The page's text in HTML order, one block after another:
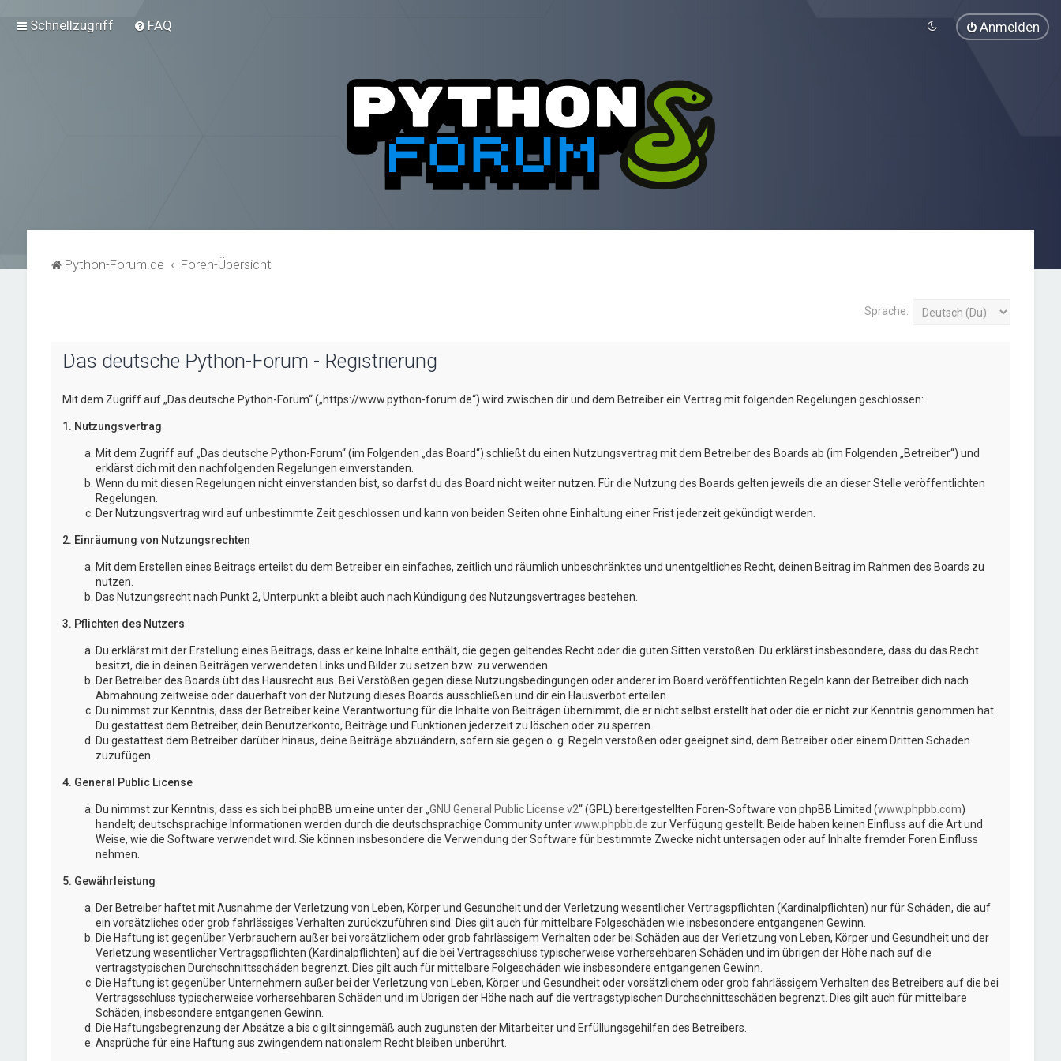
Schnellzugriff FAQ Anmelden
Python-Forum.de Foren-Übersicht
Sprache:
Das deutsche Python-Forum - Registrierung
Mit dem Zugriff auf „Das deutsche Python-Forum“ („https://www.python-forum.de“) wird zwischen dir und dem Betreiber ein Vertrag mit folgenden Regelungen geschlossen:
1. Nutzungsvertrag
Mit dem Zugriff auf „Das deutsche Python-Forum“ (im Folgenden „das Board“) schließt du einen Nutzungsvertrag mit dem Betreiber des Boards ab (im Folgenden „Betreiber“) und
erklärst dich mit den nachfolgenden Regelungen einverstanden.
Wenn du mit diesen Regelungen nicht einverstanden bist, so darfst du das Board nicht weiter nutzen. Für die Nutzung des Boards gelten jeweils die an dieser Stelle veröffentlichten
Regelungen.
Der Nutzungsvertrag wird auf unbestimmte Zeit geschlossen und kann von beiden Seiten ohne Einhaltung einer Frist jederzeit gekündigt werden.
2. Einräumung von Nutzungsrechten
Mit dem Erstellen eines Beitrags erteilst du dem Betreiber ein einfaches, zeitlich und räumlich unbeschränktes und unentgeltliches Recht, deinen Beitrag im Rahmen des Boards zu
nutzen.
Das Nutzungsrecht nach Punkt 2, Unterpunkt a bleibt auch nach Kündigung des Nutzungsvertrages bestehen.
3. Pflichten des Nutzers
Du erklärst mit der Erstellung eines Beitrags, dass er keine Inhalte enthält, die gegen geltendes Recht oder die guten Sitten verstoßen. Du erklärst insbesondere, dass du das Recht
besitzt, die in deinen Beiträgen verwendeten Links und Bilder zu setzen bzw. zu verwenden.
Der Betreiber des Boards übt das Hausrecht aus. Bei Verstößen gegen diese Nutzungsbedingungen oder anderer im Board veröffentlichten Regeln kann der Betreiber dich nach
Abmahnung zeitweise oder dauerhaft von der Nutzung dieses Boards ausschließen und dir ein Hausverbot erteilen.
Du nimmst zur Kenntnis, dass der Betreiber keine Verantwortung für die Inhalte von Beiträgen übernimmt, die er nicht selbst erstellt hat oder die er nicht zur Kenntnis genommen hat.
Du gestattest dem Betreiber, dein Benutzerkonto, Beiträge und Funktionen jederzeit zu löschen oder zu sperren.
Du gestattest dem Betreiber darüber hinaus, deine Beiträge abzuändern, sofern sie gegen o. g. Regeln verstoßen oder geeignet sind, dem Betreiber oder einem Dritten Schaden
zuzufügen.
4. General Public License
Du nimmst zur Kenntnis, dass es sich bei phpBB um eine unter der „GNU General Public License v2“ (GPL) bereitgestellten Foren-Software von phpBB Limited (www.phpbb.com)
handelt; deutschsprachige Informationen werden durch die deutschsprachige Community unterwww.phpbb.de zur Verfügung gestellt. Beide haben keinen Einfluss auf die Art und
Weise, wie die Software verwendet wird. Sie können insbesondere die Verwendung der Software für bestimmte Zwecke nicht untersagen oder auf Inhalte fremder Foren Einfluss
nehmen.
5. Gewährleistung
Der Betreiber haftet mit Ausnahme der Verletzung von Leben, Körper und Gesundheit und der Verletzung wesentlicher Vertragspflichten (Kardinalpflichten) nur für Schäden, die auf
ein vorsätzliches oder grob fahrlässiges Verhalten zurückzuführen sind. Dies gilt auch für mittelbare Folgeschäden wie insbesondere entgangenen Gewinn.
Die Haftung ist gegenüber Verbrauchern außer bei vorsätzlichem oder grob fahrlässigem Verhalten oder bei Schäden aus der Verletzung von Leben, Körper und Gesundheit und der
Verletzung wesentlicher Vertragspflichten (Kardinalpflichten) auf die bei Vertragsschluss typischerweise vorhersehbaren Schäden und im übrigen der Höhe nach auf die
vertragstypischen Durchschnittsschäden begrenzt. Dies gilt auch für mittelbare Folgeschäden wie insbesondere entgangenen Gewinn.
Die Haftung ist gegenüber Unternehmern außer bei der Verletzung von Leben, Körper und Gesundheit oder vorsätzlichem oder grob fahrlässigem Verhalten des Betreibers auf die bei
Vertragsschluss typischerweise vorhersehbaren Schäden und im Übrigen der Höhe nach auf die vertragstypischen Durchschnittsschäden begrenzt. Dies gilt auch für mittelbare
Schäden, insbesondere entgangenen Gewinn.
Die Haftungsbegrenzung der Absätze a bis c gilt sinngemäß auch zugunsten der Mitarbeiter und Erfüllungsgehilfen des Betreibers.
Ansprüche für eine Haftung aus zwingendem nationalem Recht bleiben unberührt.